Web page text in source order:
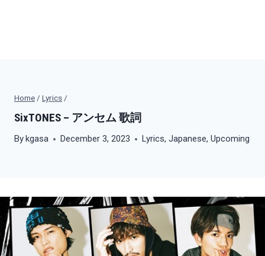
Home / Lyrics /
SixTONES – アンセム 歌詞
Bykgasa December 3, 2023 Lyrics,Japanese,Upcoming